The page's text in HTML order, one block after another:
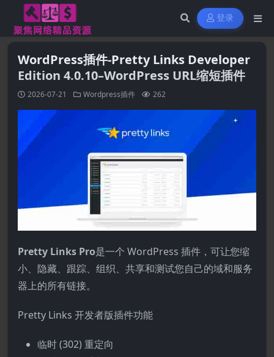
登录
WordPress插件-Pretty Links Developer
Edition 4.0.10–WordPress URL缩短插件
2026-07-21 Wordpress插件 262
Pretty Links Pro是一个 WordPress 插件，可让您缩
小、隐藏、跟踪、组织、共享和测试您自己的域和服务
器上的所有链接。
Pretty Links 开发者版插件功能
临时 (302) 重定向